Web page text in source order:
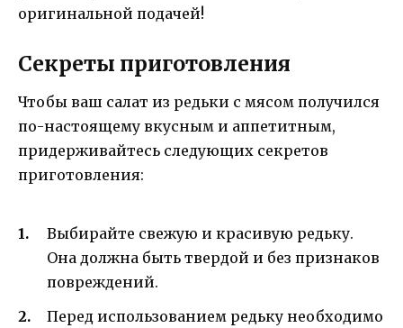
оригинальной подачей!
Секреты приготовления
Чтобы ваш салат из редьки с мясом получился
по-настоящему вкусным и аппетитным,
придерживайтесь следующих секретов
приготовления:
Выбирайте свежую и красивую редьку.
Она должна быть твердой и без признаков
повреждений.
Перед использованием редьку необходимо